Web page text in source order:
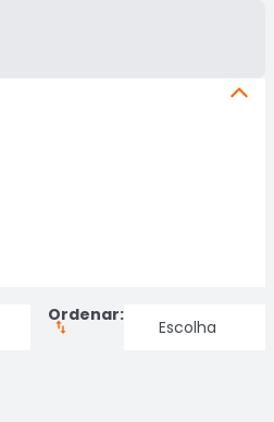
Ordenar: